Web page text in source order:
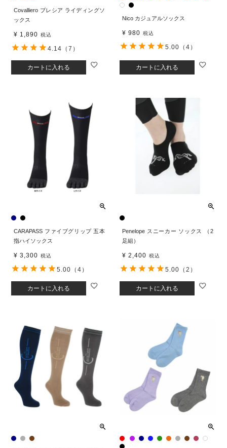
Covalliero ブレシア ライディングソ
ックス
¥ 1,890 税込
カートに入れる
4.14 （7）
Nico カジュアルソックス
¥ 980 税込
カートに入れる
5.00 （4）
CARAPASS ファイブグリップ 五本
指ハイソックス
¥ 3,300 税込
カートに入れる
5.00 （4）
Penelope スニーカー ソックス （2
足組）
¥ 2,400 税込
カートに入れる
5.00 （2）